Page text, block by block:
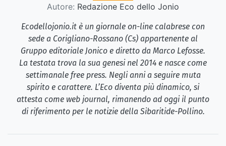
Autore: Redazione Eco dello Jonio
Ecodellojonio.it è un giornale on-line calabrese con
sede a Corigliano-Rossano (Cs) appartenente al
Gruppo editoriale Jonico e diretto da Marco Lefosse.
La testata trova la sua genesi nel 2014 e nasce come
settimanale free press. Negli anni a seguire muta
spirito e carattere. L’Eco diventa più dinamico, si
attesta come web journal, rimanendo ad oggi il punto
di riferimento per le notizie della Sibaritide-Pollino.